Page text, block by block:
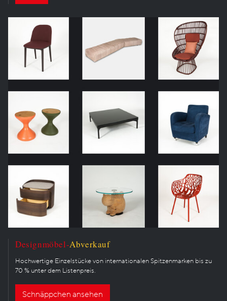
Designmöbel-Abverkauf
Hochwertige Einzelstücke von internationalen Spitzenmarken bis zu
70 % unter dem Listenpreis.
Schnäppchen ansehen